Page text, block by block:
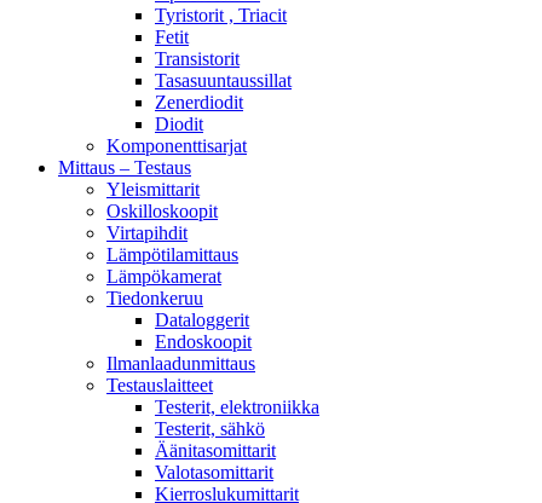
Tyristorit , Triacit
Fetit
Transistorit
Tasasuuntaussillat
Zenerdiodit
Diodit
Komponenttisarjat
Mittaus – Testaus
Yleismittarit
Oskilloskoopit
Virtapihdit
Lämpötilamittaus
Lämpökamerat
Tiedonkeruu
Dataloggerit
Endoskoopit
Ilmanlaadunmittaus
Testauslaitteet
Testerit, elektroniikka
Testerit, sähkö
Äänitasomittarit
Valotasomittarit
Kierroslukumittarit